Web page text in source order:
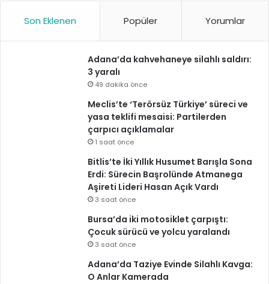
Son Eklenen Popüler Yorumlar
Adana’da kahvehaneye silahlı saldırı:
3 yaralı
49 dakika önce
Meclis’te ‘Terörsüz Türkiye’ süreci ve
yasa teklifi mesaisi: Partilerden
çarpıcı açıklamalar
1 saat önce
Bitlis’te İki Yıllık Husumet Barışla Sona
Erdi: Sürecin Başrolünde Atmanega
Aşireti Lideri Hasan Açık Vardı
3 saat önce
Bursa’da iki motosiklet çarpıştı:
Çocuk sürücü ve yolcu yaralandı
3 saat önce
Adana’da Taziye Evinde Silahlı Kavga:
O Anlar Kamerada